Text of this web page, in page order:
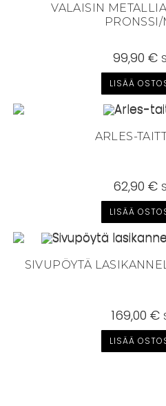
VALAISIN
PRONSSI/
99,90 €
LISÄÄ
ARLES-
62,90 €
LISÄÄ
SIVUPÖYTÄ
169,00 €
LISÄÄ